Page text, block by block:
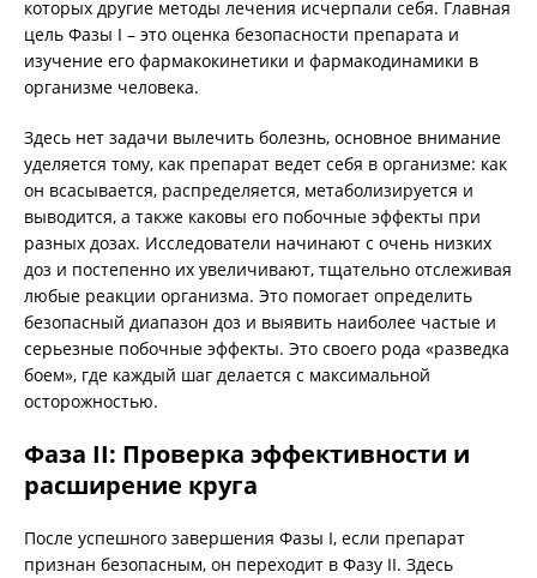
которых другие методы лечения исчерпали себя. Главная
цель Фазы I – это оценка безопасности препарата и
изучение его фармакокинетики и фармакодинамики в
организме человека.
Здесь нет задачи вылечить болезнь, основное внимание
уделяется тому, как препарат ведет себя в организме: как
он всасывается, распределяется, метаболизируется и
выводится, а также каковы его побочные эффекты при
разных дозах. Исследователи начинают с очень низких
доз и постепенно их увеличивают, тщательно отслеживая
любые реакции организма. Это помогает определить
безопасный диапазон доз и выявить наиболее частые и
серьезные побочные эффекты. Это своего рода «разведка
боем», где каждый шаг делается с максимальной
осторожностью.
Фаза II: Проверка эффективности и
расширение круга
После успешного завершения Фазы I, если препарат
признан безопасным, он переходит в Фазу II. Здесь